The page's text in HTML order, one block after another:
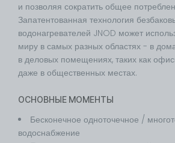
и позволяя сократить общее
Запатентованная технология
водонагревателей JNOD может
миру в самых разных областях - в
в деловых помещениях, таких как
даже в общественных местах.
ОСНОВНЫЕ МОМЕНТЫ
Бесконечное одноточечное /
водоснабжение